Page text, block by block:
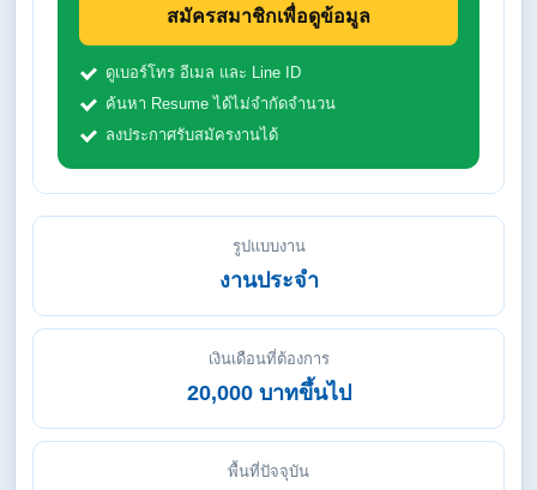
สมัครสมาชิกเพื่อดูข้อมูล
ดูเบอร์โทร อีเมล และ Line ID
ค้นหา Resume ได้ไม่จำกัดจำนวน
ลงประกาศรับสมัครงานได้
รูปแบบงาน
งานประจำ
เงินเดือนที่ต้องการ
20,000 บาทขึ้นไป
พื้นที่ปัจจุบัน